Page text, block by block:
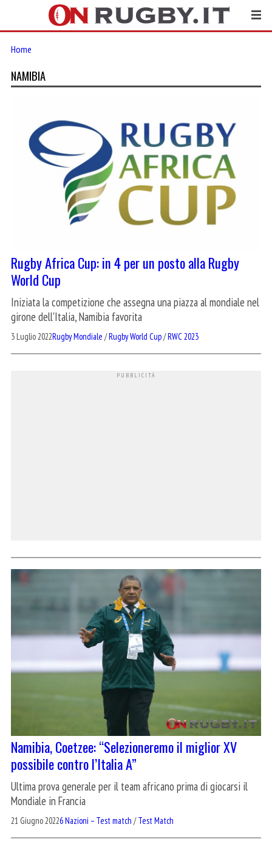
Home
NAMIBIA
Rugby Africa Cup: in 4 per un posto alla Rugby
World Cup
Iniziata la competizione che assegna una piazza al mondiale nel
girone dell'Italia, Namibia favorita
3 Luglio 2022Rugby Mondiale /Rugby World Cup/RWC 2023
Namibia, Coetzee: “Selezioneremo il miglior XV
possibile contro l’Italia A”
Ultima prova generale per il team africano prima di giocarsi il
Mondiale in Francia
21 Giugno 20226 Nazioni – Test match /Test Match